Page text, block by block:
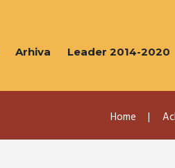
Arhiva Leader 2014-2020
Home